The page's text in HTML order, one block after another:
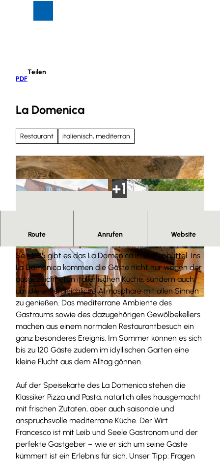
PDF
Teilen
La Domenica
Restaurant italienisch, mediterran
© Denver Künzer |CC-BY-SA
© Denver Künzer | CC-BY-SA © Denver Künzer | CC-BY-SA
Route Anrufen Website
Das beliebte italienische Restaurant im Leibnizhaus
Seit 1985 gibt es das La Domenica in Wolfenbüttel. Ins
La Domenica kommen die Gäste nicht nur wegen der
ausgezeichneten italienischen Küche, sondern auch,
um die unvergleichliche Atmosphäre mit allen Sinnen
zu genießen. Das mediterrane Ambiente des
Gastraums sowie des dazugehörigen Gewölbekellers
machen aus einem normalen Restaurantbesuch ein
ganz besonderes Ereignis. Im Sommer können es sich
bis zu 120 Gäste zudem im idyllischen Garten eine
kleine Flucht aus dem Alltag gönnen.
Auf der Speisekarte des La Domenica stehen die
Klassiker Pizza und Pasta, natürlich alles hausgemacht
mit frischen Zutaten, aber auch saisonale und
anspruchsvolle mediterrane Küche. Der Wirt
Francesco ist mit Leib und Seele Gastronom und der
perfekte Gastgeber – wie er sich um seine Gäste
kümmert ist ein Erlebnis für sich. Unser Tipp: Fragen